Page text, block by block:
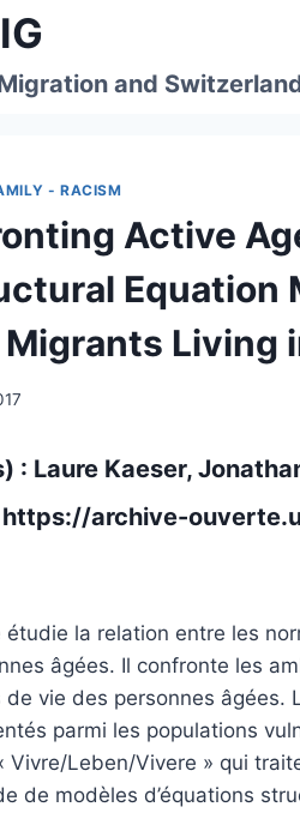
and
- RACISM
Active
Equation
Migrants Living
: Laure Kaeser,
https://archive-
étudie la relation entre les
âgées. Il confronte les
vie des personnes âgées.
parmi les populations
Vivre/Leben/Vivere » qui
de modèles d’équations